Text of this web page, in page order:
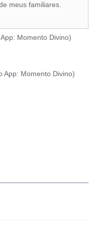
meus familiares.
Momento Divino)
App: Momento Divino)